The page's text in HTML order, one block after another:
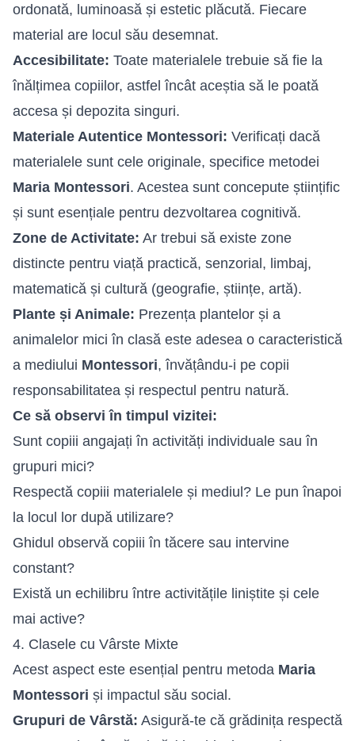
ordonată, luminoasă și estetic plăcută. Fiecare
material are locul său desemnat.
Accesibilitate: Toate materialele trebuie să fie la
înălțimea copiilor, astfel încât aceștia să le poată
accesa și depozita singuri.
Materiale Autentice Montessori: Verificați dacă
materialele sunt cele originale, specifice metodei
Maria Montessori. Acestea sunt concepute științific
și sunt esențiale pentru dezvoltarea cognitivă.
Zone de Activitate: Ar trebui să existe zone
distincte pentru viață practică, senzorial, limbaj,
matematică și cultură (geografie, științe, artă).
Plante și Animale: Prezența plantelor și a
animalelor mici în clasă este adesea o caracteristică
a mediului Montessori, învățându-i pe copii
responsabilitatea și respectul pentru natură.
Ce să observi în timpul vizitei:
Sunt copiii angajați în activități individuale sau în
grupuri mici?
Respectă copiii materialele și mediul? Le pun înapoi
la locul lor după utilizare?
Ghidul observă copiii în tăcere sau intervine
constant?
Există un echilibru între activitățile liniștite și cele
mai active?
4. Clasele cu Vârste Mixte
Acest aspect este esențial pentru metoda Maria
Montessori și impactul său social.
Grupuri de Vârstă: Asigură-te că grădinița respectă